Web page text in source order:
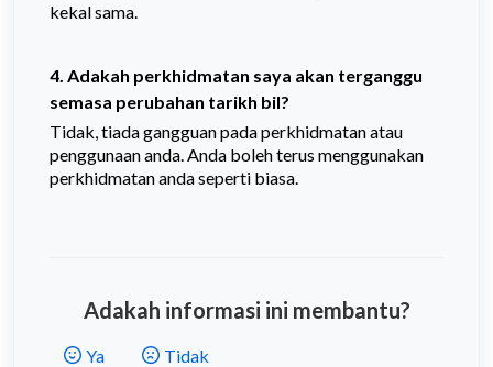
kekal sama.
4. Adakah perkhidmatan saya akan terganggu
semasa perubahan tarikh bil?
Tidak, tiada gangguan pada perkhidmatan atau
penggunaan anda. Anda boleh terus menggunakan
perkhidmatan anda seperti biasa.
Adakah informasi ini membantu?
Tidak
Ya